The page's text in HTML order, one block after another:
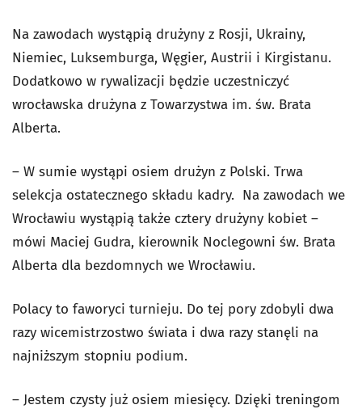
Na zawodach wystąpią drużyny z Rosji, Ukrainy,
Niemiec, Luksemburga, Węgier, Austrii i Kirgistanu.
Dodatkowo w rywalizacji będzie uczestniczyć
wrocławska drużyna z Towarzystwa im. św. Brata
Alberta.
– W sumie wystąpi osiem drużyn z Polski. Trwa
selekcja ostatecznego składu kadry. Na zawodach we
Wrocławiu wystąpią także cztery drużyny kobiet –
mówi Maciej Gudra, kierownik Noclegowni św. Brata
Alberta dla bezdomnych we Wrocławiu.
Polacy to faworyci turnieju. Do tej pory zdobyli dwa
razy wicemistrzostwo świata i dwa razy stanęli na
najniższym stopniu podium.
– Jestem czysty już osiem miesięcy. Dzięki treningom